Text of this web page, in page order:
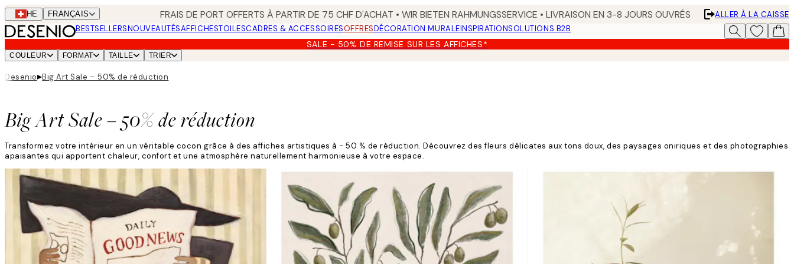
Skip
to
main
content.
CHE FRANÇAIS FRAIS DE PORT OFFERTS À PARTIR DE 75 CHF D'ACHAT • WIR BIETEN RAHMUNGSSERVICE • LIVRAISON EN 3-8 JOURS OUVRÉS
ALLER À LA CAISSE
BESTSELLERSNOUVEAUTÉSAFFICHESTOILESCADRES & ACCESSOIRESOFFRESDÉCORATION MURALEINSPIRATIONSOLUTIONS B2B
SALE - 50% DE REMISE SUR LES AFFICHES*
COULEUR FORMAT TAILLE TRIER
Desenio▸Big Art Sale – 50% de réduction
Big Art Sale – 50% de réduction
Transformez votre intérieur en un véritable cocon grâce à des affiches artistiques à - 50 % de réduction. Découvrez des fleurs délicates aux tons doux, des paysages oniriques et des photographies
apaisantes qui apportent chaleur, confort et une atmosphère naturellement harmonieuse à votre espace.